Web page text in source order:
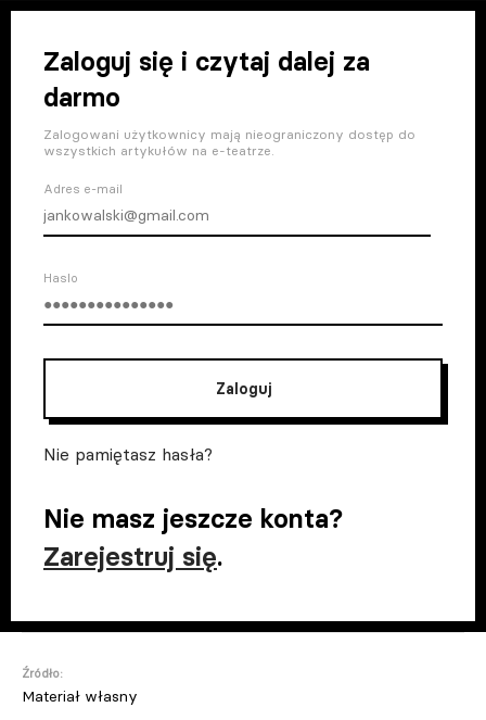
Zaloguj się i czytaj dalej za
darmo
Zalogowani użytkownicy mają nieograniczony dostęp do
wszystkich artykułów na e-teatrze.
Adres e-mail
Haslo
Zaloguj
Nie pamiętasz hasła?
Nie masz jeszcze konta?
Zarejestruj się.
Źródło:
Materiał własny